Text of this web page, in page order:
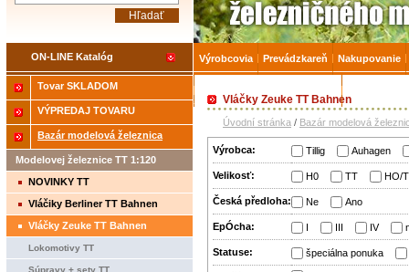
Vláčky Zeuke TT Bahnen
Úvodní stránka / Bazár modelová
Výrobca: Tillig Auhagen
Velikosť: H0 TT HO/
Česká předloha: Ne Ano
EpÓcha: I III IV
Statuse: špeciálna ponuka
Tovar SKLADOM
VÝPREDAJ TOVARU
Bazár modelová železnica
Modelovej železnice TT 1:120
NOVINKY TT
Vláčiky Berliner TT Bahnen
Vláčky Zeuke TT Bahnen
Lokomotivy TT
Súpravy + sety TT
ON-LINE Katalóg Výrobcovia Prevádzkareň Nakupovanie